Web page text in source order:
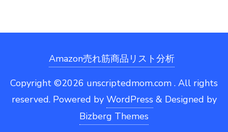
Amazon売れ筋商品リスト分析
Copyright ©2026 unscriptedmom.com . All rights
reserved. Powered by WordPress & Designed by
Bizberg Themes